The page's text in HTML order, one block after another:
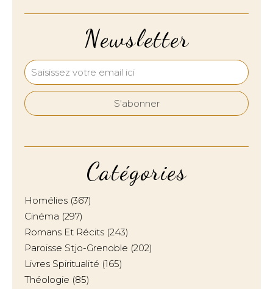
Newsletter
Catégories
Homélies (367)
Cinéma (297)
Romans Et Récits (243)
Paroisse Stjo-Grenoble (202)
Livres Spiritualité (165)
Théologie (85)